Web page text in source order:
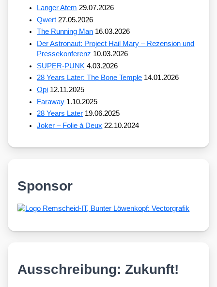
Langer Atem 29.07.2026
Qwert 27.05.2026
The Running Man 16.03.2026
Der Astronaut: Project Hail Mary – Rezension und
Pressekonferenz 10.03.2026
SUPER-PUNK 4.03.2026
28 Years Later: The Bone Temple 14.01.2026
Opi 12.11.2025
Faraway 1.10.2025
28 Years Later 19.06.2025
Joker – Folie à Deux 22.10.2024
Sponsor
Ausschreibung: Zukunft!